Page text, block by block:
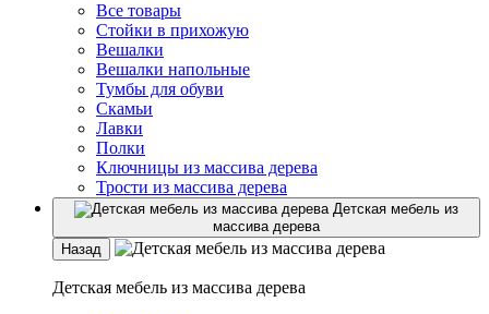
Все товары
Стойки в прихожую
Вешалки
Вешалки напольные
Тумбы для обуви
Скамьи
Лавки
Полки
Ключницы из массива дерева
Трости из массива дерева
Детская мебель из
массива дерева
Назад
Детская мебель из массива дерева